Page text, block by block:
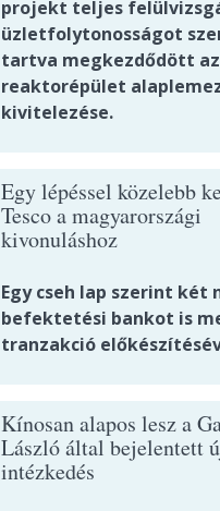
projekt teljes
üzletfolytonosságot
tartva megkezdődött
reaktorépület
kivitelezése.
Egy lépéssel közelebb
Tesco a magyarországi
kivonuláshoz
Egy cseh lap szerint két
befektetési bankot is
tranzakció
Kínosan alapos lesz a
László által bejelentett
intézkedés